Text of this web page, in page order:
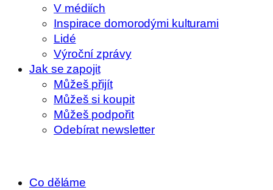
V médiích
Inspirace domorodými kulturami
Lidé
Výroční zprávy
Jak se zapojit
Můžeš přijít
Můžeš si koupit
Můžeš podpořit
Odebírat newsletter
Co děláme